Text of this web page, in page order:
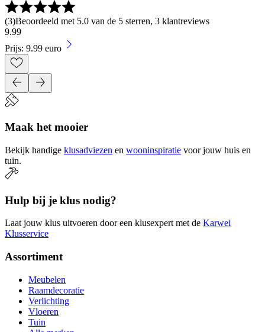
(3)Beoordeeld met 5.0 van de 5 sterren, 3 klantreviews
9.99
Prijs: 9.99 euro
Maak het mooier
Bekijk handige klusadviezen en wooninspiratie voor jouw huis en
tuin.
Hulp bij je klus nodig?
Laat jouw klus uitvoeren door een klusexpert met de Karwei
Klusservice
Assortiment
Meubelen
Raamdecoratie
Verlichting
Vloeren
Tuin